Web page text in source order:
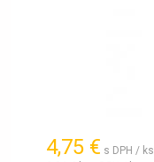
4,75 € s DPH / ks